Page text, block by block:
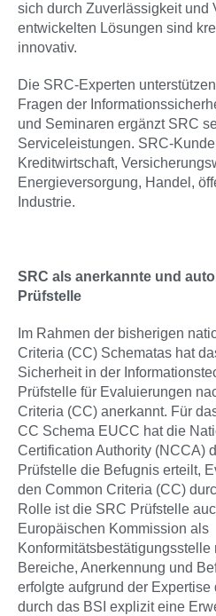
sich durch Zuverlässigkeit und
entwickelten Lösungen sind
innovativ.
Die SRC-Experten
Fragen der
und Seminaren ergänzt SRC
Serviceleistungen. SRC-
Kreditwirtschaft,
Energieversorgung, Handel,
Industrie.
SRC als anerkannte und
Prüfstelle
Im Rahmen der bisherigen
Criteria (CC) Schematas hat
Sicherheit in der
Prüfstelle für Evaluierungen
Criteria (CC) anerkannt. Für
CC Schema EUCC hat die
Certification Authority (NCCA)
Prüfstelle die Befugnis erteilt,
den Common Criteria (CC)
Rolle ist die SRC Prüfstelle
Europäischen Kommission als
Bereiche, Anerkennung und
erfolgte aufgrund der
durch das BSI explizit eine